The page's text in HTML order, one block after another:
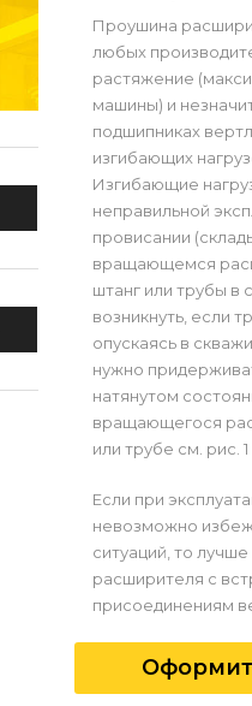
Проушина
любых
растяжение
машины) и
подшипниках
изгибающих
Изгибающие
неправильной
провисании
вращающемся
штанг или трубы в
возникнуть, если
опускаясь в
нужно
натянутом
вращающегося
или трубе см. рис. 1
Если при
невозможно
ситуаций, то
расширителя с
присоединениям